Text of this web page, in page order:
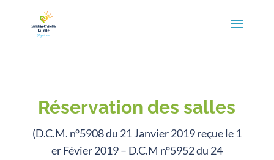
Réservation des salles
(D.C.M. n°5908 du 21 Janvier 2019 reçue le 1
er Févier 2019 – D.C.M n°5952 du 24